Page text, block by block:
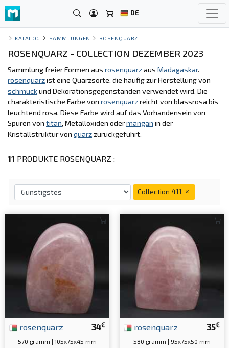
DE
KATALOG SAMMLUNGEN ROSENQUARZ
ROSENQUARZ - COLLECTION DEZEMBER 2023
Sammlung freier Formen aus rosenquarzaus Madagaskar.
rosenquarzist eine Quarzsorte, die häufig zur Herstellung von
schmuckund Dekorationsgegenständen verwendet wird. Die
charakteristische Farbe von rosenquarzreicht von blassrosa bis
leuchtend rosa. Diese Farbe wird auf das Vorhandensein von
Spuren von titan, Metalloxiden odermangan in der
Kristallstruktur von quarzzurückgeführt.
11 PRODUKTE ROSENQUARZ :
Collection 411
34€
rosenquarz
570 gramm | 105x75x45 mm
35€
rosenquarz
580 gramm | 95x75x50 mm